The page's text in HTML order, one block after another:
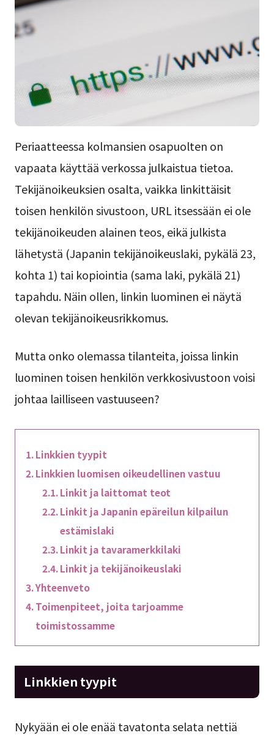
Periaatteessa kolmansien osapuolten on
vapaata käyttää verkossa julkaistua tietoa.
Tekijänoikeuksien osalta, vaikka linkittäisit
toisen henkilön sivustoon, URL itsessään ei ole
tekijänoikeuden alainen teos, eikä julkista
lähetystä (Japanin tekijänoikeuslaki, pykälä 23,
kohta 1) tai kopiointia (sama laki, pykälä 21)
tapahdu. Näin ollen, linkin luominen ei näytä
olevan tekijänoikeusrikkomus.
Mutta onko olemassa tilanteita, joissa linkin
luominen toisen henkilön verkkosivustoon voisi
johtaa lailliseen vastuuseen?
Linkkien tyypit
Linkkien luomisen oikeudellinen vastuu
Linkit ja laittomat teot
Linkit ja Japanin epäreilun kilpailun
estämislaki
Linkit ja tavaramerkkilaki
Linkit ja tekijänoikeuslaki
Yhteenveto
Toimenpiteet, joita tarjoamme
toimistossamme
Linkkien tyypit
Nykyään ei ole enää tavatonta selata nettiä